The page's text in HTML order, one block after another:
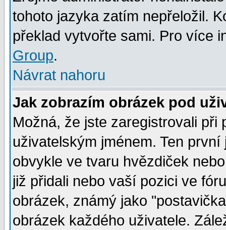
tohoto jazyka zatím nepřeložil.
překlad vytvořte sami. Pro více
Group.
Návrat nahoru
Jak zobrazím obrázek pod
Možná, že jste zaregistrovali
uživatelským jménem. Ten
obvykle ve tvaru hvězdiček
již přidali nebo vaší pozici ve
obrázek, známý jako
obrázek každého uživatele.